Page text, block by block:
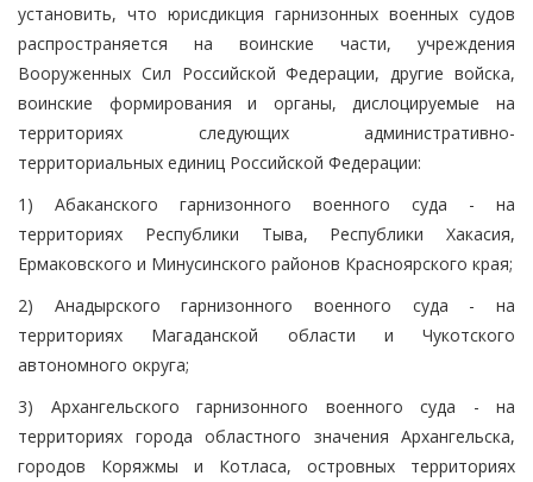
установить, что юрисдикция гарнизонных военных судов
распространяется на воинские части, учреждения
Вооруженных Сил Российской Федерации, другие войска,
воинские формирования и органы, дислоцируемые на
территориях следующих административно-
территориальных единиц Российской Федерации:
1) Абаканского гарнизонного военного суда - на
территориях Республики Тыва, Республики Хакасия,
Ермаковского и Минусинского районов Красноярского края;
2) Анадырского гарнизонного военного суда - на
территориях Магаданской области и Чукотского
автономного округа;
3) Архангельского гарнизонного военного суда - на
территориях города областного значения Архангельска,
городов Коряжмы и Котласа, островных территориях